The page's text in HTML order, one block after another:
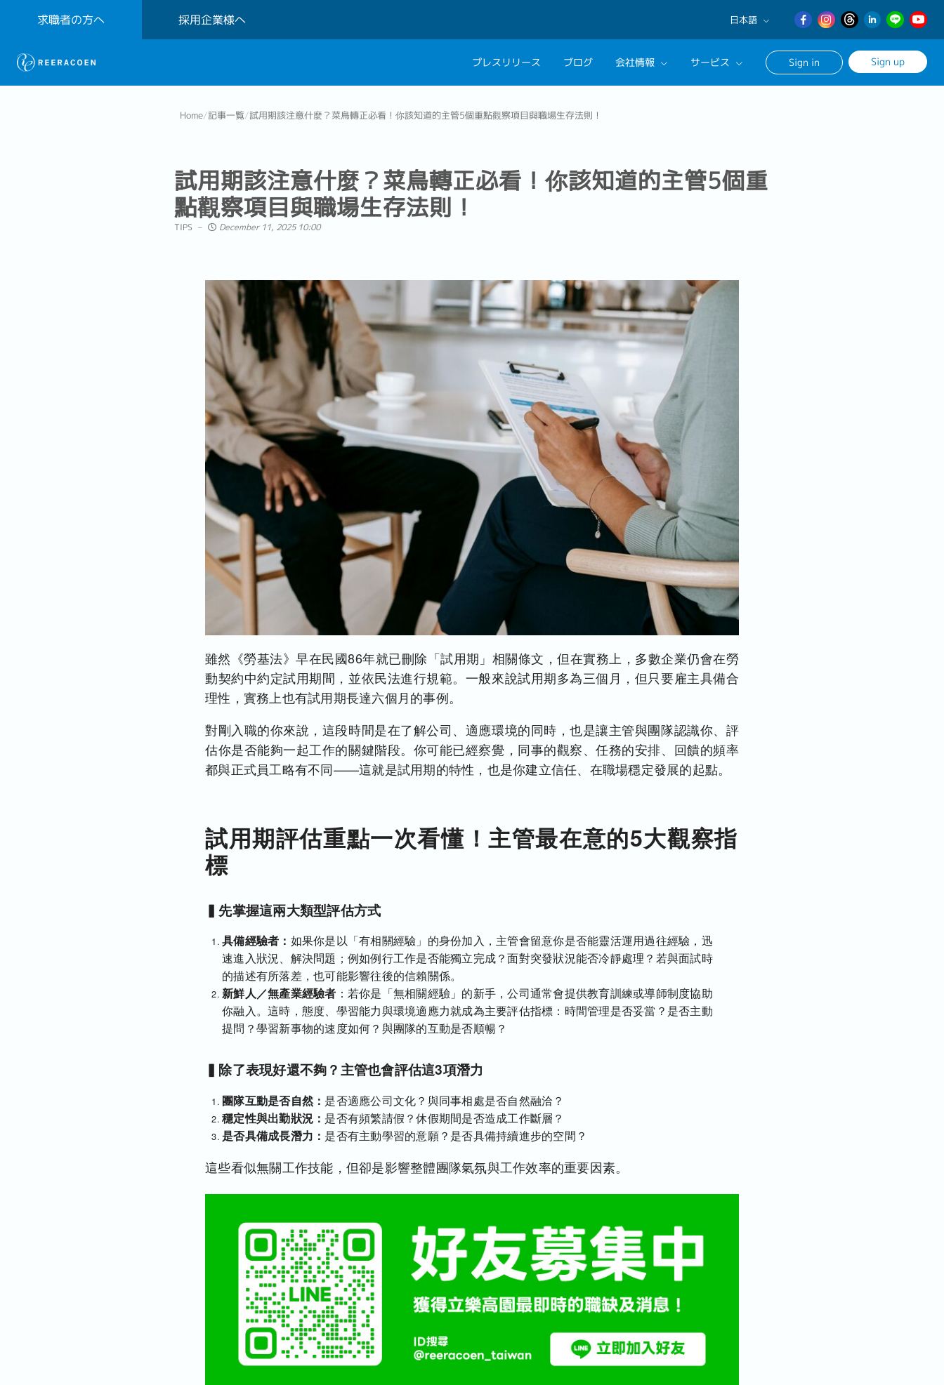
求職者の方へ 採用企業様へ 日本語
English
日本語
プレスリリース ブログ 会社情報
会社概要
グループ代表メッセージ
採用情報
サービス
キャリアコンサルタントに相談する
Sign in Sign up
Home/記事一覧/試用期該注意什麼？菜鳥轉正必看！你該知道的主管5個重點觀察項目與職場生存法則！
試用期該注意什麼？菜鳥轉正必看！你該知道的主管5個重
點觀察項目與職場生存法則！
TIPS December 11, 2025 10:00
雖然《勞基法》早在民國86年就已刪除「試用期」相關條文，但在實務上，多數企業仍會在勞
動契約中約定試用期間，並依民法進行規範。一般來說試用期多為三個月，但只要雇主具備合
理性，實務上也有試用期長達六個月的事例。
對剛入職的你來說，這段時間是在了解公司、適應環境的同時，也是讓主管與團隊認識你、評
估你是否能夠一起工作的關鍵階段。你可能已經察覺，同事的觀察、任務的安排、回饋的頻率
都與正式員工略有不同——這就是試用期的特性，也是你建立信任、在職場穩定發展的起點。
試用期評估重點一次看懂！主管最在意的5大觀察指
標
▍先掌握這兩大類型評估方式
具備經驗者： 如果你是以「有相關經驗」的身份加入，主管會留意你是否能靈活運用過往經驗，迅
速進入狀況、解決問題；例如例行工作是否能獨立完成？面對突發狀況能否冷靜處理？若與面試時
的描述有所落差，也可能影響往後的信賴關係。
新鮮人／無產業經驗者 ：若你是「無相關經驗」的新手，公司通常會提供教育訓練或導師制度協助
你融入。這時，態度、學習能力與環境適應力就成為主要評估指標：時間管理是否妥當？是否主動
提問？學習新事物的速度如何？與團隊的互動是否順暢？
▍除了表現好還不夠？主管也會評估這3項潛力
團隊互動是否自然： 是否適應公司文化？與同事相處是否自然融洽？
穩定性與出勤狀況： 是否有頻繁請假？休假期間是否造成工作斷層？
是否具備成長潛力： 是否有主動學習的意願？是否具備持續進步的空間？
這些看似無關工作技能，但卻是影響整體團隊氣氛與工作效率的重要因素。